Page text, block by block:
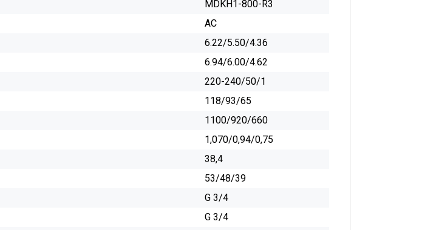
MDKH1-800-R3
AC
6.22/5.50/4.36
6.94/6.00/4.62
220-240/50/1
118/93/65
1100/920/660
1,070/0,94/0,75
38,4
53/48/39
G 3/4
G 3/4